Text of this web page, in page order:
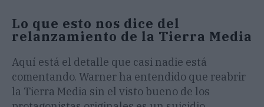
Lo que esto nos dice del
relanzamiento de la Tierra Media
Aquí está el detalle que casi nadie está
comentando. Warner ha entendido que reabrir
la Tierra Media sin el visto bueno de los